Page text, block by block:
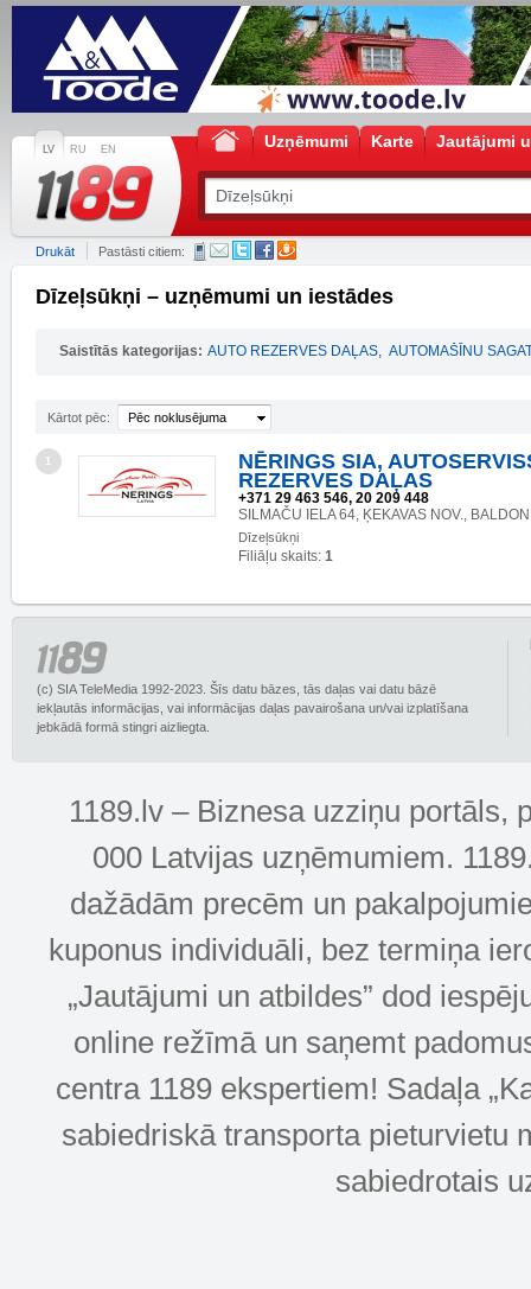
LV RU EN Uzņēmumi Karte Jautājumi
Drukāt Pastāsti citiem:
Dīzeļsūkņi – uzņēmumi un iestādes
Saistītās kategorijas: AUTO REZERVES DAĻAS, AUTOMAŠĪNU
Kārtot pēc: Pēc noklusējuma
1
NĒRINGS SIA,
REZERVES DAĻAS
+371 29 463 546, 20 209 448
SILMAČU IELA 64, ĶEKAVAS NOV.,
Dīzeļsūkņi
Filiāļu skaits: 1
(c) SIA TeleMedia 1992-2023. Šīs datu bāzes, tās daļas vai datu bāzē
iekļautās informācijas, vai informācijas daļas pavairošana un/vai izplatīšana
jebkādā formā stingri aizliegta.
1189.lv – Biznesa uzziņu portāls,
000 Latvijas uzņēmumiem.
dažādām precēm un
kuponus individuāli, bez termiņa
„Jautājumi un atbildes” dod
online režīmā un saņemt
centra 1189 ekspertiem! Sadaļa
sabiedriskā transporta pieturvietu
sabiedrotais